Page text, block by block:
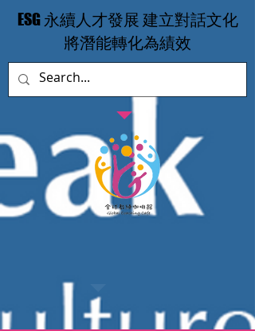
​ESG 永續人才發展 建立對話文化
​將潛能轉化為績效